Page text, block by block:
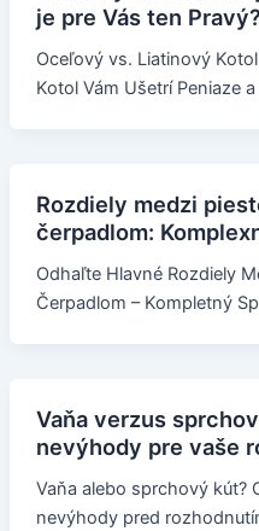
je pre Vás ten Pravý?
Oceľový vs. Liatinový
Kotol Vám Ušetrí Peniaze
Rozdiely medzi
čerpadlom:
Odhaľte Hlavné Rozdiely
Čerpadlom – Kompletný
Vaňa verzus
nevýhody pre vaše
Vaňa alebo sprchový kút?
nevýhody pred